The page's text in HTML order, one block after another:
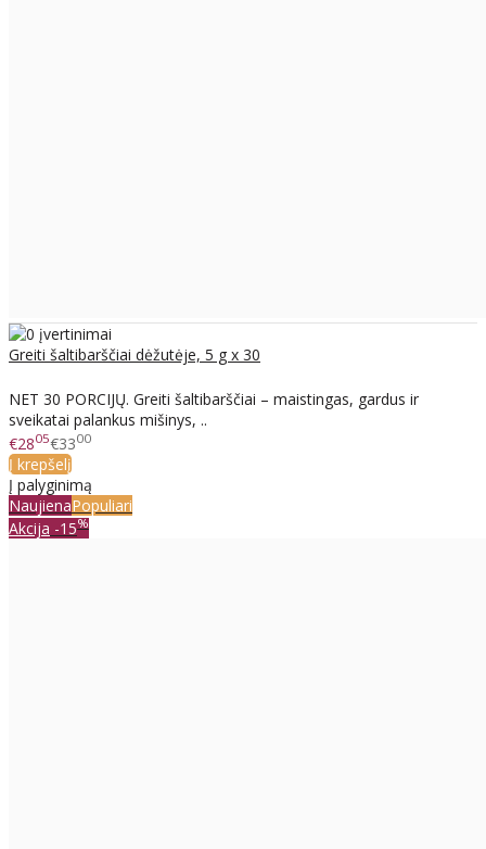
Greiti šaltibarščiai dėžutėje, 5 g x 30
NET 30 PORCIJŲ. Greiti šaltibarščiai – maistingas, gardus ir
sveikatai palankus mišinys, ..
€2805€3300
Į krepšelį
Į palyginimą
NaujienaPopuliari
Akcija -15%